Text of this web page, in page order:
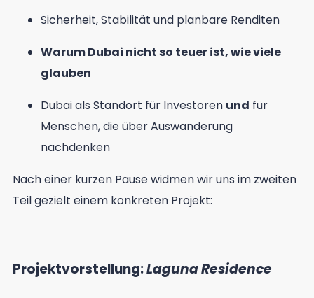
Sicherheit, Stabilität und planbare Renditen
Warum Dubai nicht so teuer ist, wie viele
glauben
Dubai als Standort für Investoren und für
Menschen, die über Auswanderung
nachdenken
Nach einer kurzen Pause widmen wir uns im zweiten
Teil gezielt einem konkreten Projekt:
Projektvorstellung:Laguna Residence